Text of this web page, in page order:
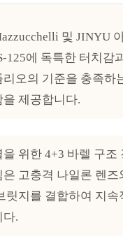
및 JINYU
125에 독특한 터치감
리오의 기준을 충족하
제공합니다.
위한 4+3 바렐 구조
은 고충격 나일론 렌즈
릿지를 결합하여 지속
다.